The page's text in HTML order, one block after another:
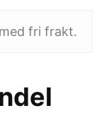
fri frakt.